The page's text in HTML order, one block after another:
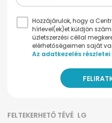
Hozzájárulok, hogy a
hírlevel(ek)et küldjön
üzletszerzési céllal
elérhetőségeimen saját
Az adatkezelés részletei
FELTEKERHETŐ TÉVÉ LG